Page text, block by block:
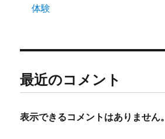
体験
最近のコメント
表示できるコメントはありません。